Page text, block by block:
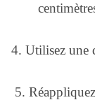
4. Utilisez une
5.